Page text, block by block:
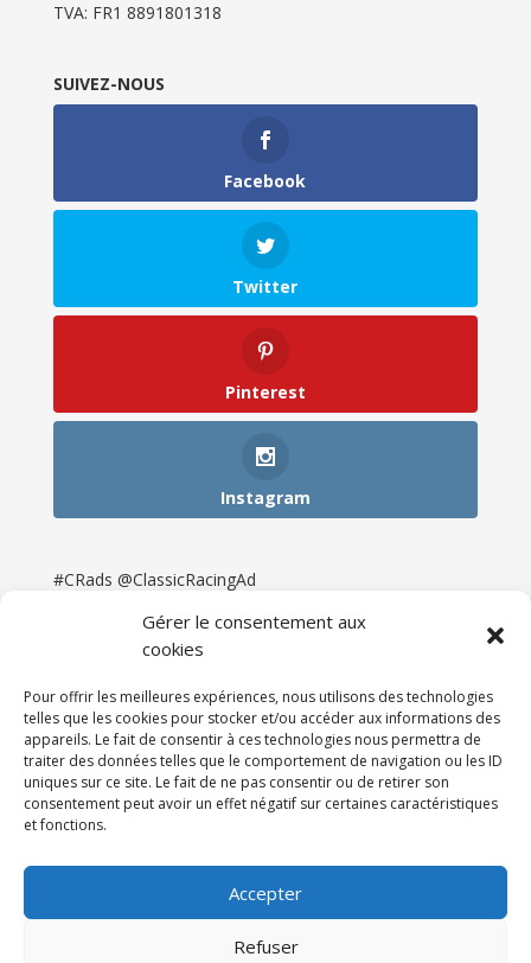
Gérer le consentement aux
cookies
Pour offrir les meilleures expériences, nous utilisons des technologies
telles que les cookies pour stocker et/ou accéder aux informations des
appareils. Le fait de consentir à ces technologies nous permettra de
traiter des données telles que le comportement de navigation ou les ID
uniques sur ce site. Le fait de ne pas consentir ou de retirer son
consentement peut avoir un effet négatif sur certaines caractéristiques
et fonctions.
Accepter
Refuser
TVA: FR1 8891801318
SUIVEZ-NOUS
Facebook
Twitter
Pinterest
Instagram
#CRads @ClassicRacingAd
Newsletter & Presse
Partenaires
Tarifs
Espace Client